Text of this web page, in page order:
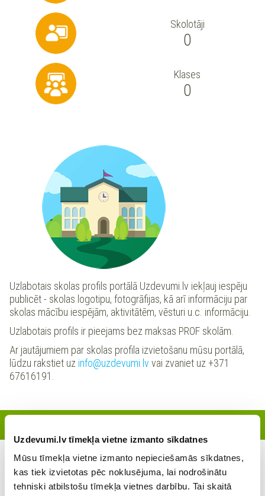
Uzdevumi.lv tīmekļa vietne izmanto sīkdatnes
Mūsu tīmekļa vietne izmanto nepieciešamās sīkdatnes,
kas tiek izvietotas pēc noklusējuma, lai nodrošinātu
tehniski atbilstošu tīmekļa vietnes darbību. Tai skaitā
Skolotāji
0
Klases
0
Uzlabotais skolas profils portālā Uzdevumi.lv iekļauj iespēju
publicēt - skolas logotipu, fotogrāfijas, kā arī informāciju par
skolas mācību iespējām, aktivitātēm, vēsturi u.c. informāciju.
Uzlabotais profils ir pieejams bez maksas PROF skolām.
Ar jautājumiem par skolas profila izvietošanu mūsu portālā,
lūdzu rakstiet uz info@uzdevumi.lv vai zvaniet uz +371
67616191.
Šajā skolā šobrīd nav reģistrējies neviens skolotājs